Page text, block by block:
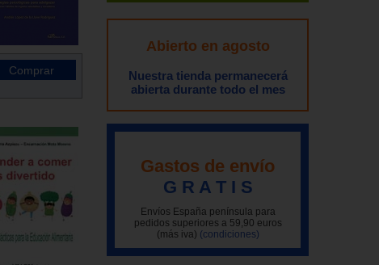
Abierto en agosto
Nuestra tienda permanecerá
abierta durante todo el mes
Gastos de envío
G R A T I S
Envíos España península para
pedidos superiores a 59,90 euros
(más iva) (condiciones)